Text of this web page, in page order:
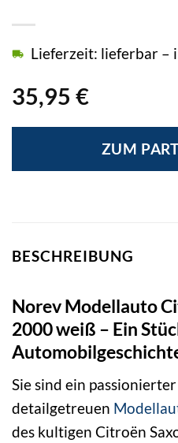
35,95 €
Lieferzeit: lieferbar –
ZUM
BESCHREIBUNG
Norev Modellauto
2000 weiß – Ein
Sie sind ein
detailgetreuen
des kultigen Citroën